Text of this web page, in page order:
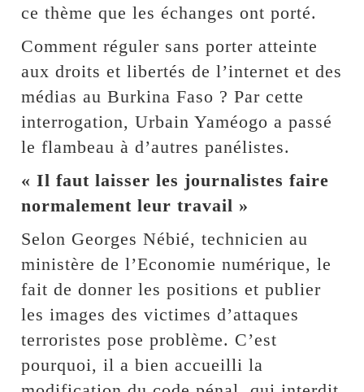
ce thème que les échanges ont porté.
Comment réguler sans porter atteinte
aux droits et libertés de l’internet et des
médias au Burkina Faso ? Par cette
interrogation, Urbain Yaméogo a passé
le flambeau à d’autres panélistes.
« Il faut laisser les journalistes faire
normalement leur travail »
Selon Georges Nébié, technicien au
ministère de l’Economie numérique, le
fait de donner les positions et publier
les images des victimes d’attaques
terroristes pose problème. C’est
pourquoi, il a bien accueilli la